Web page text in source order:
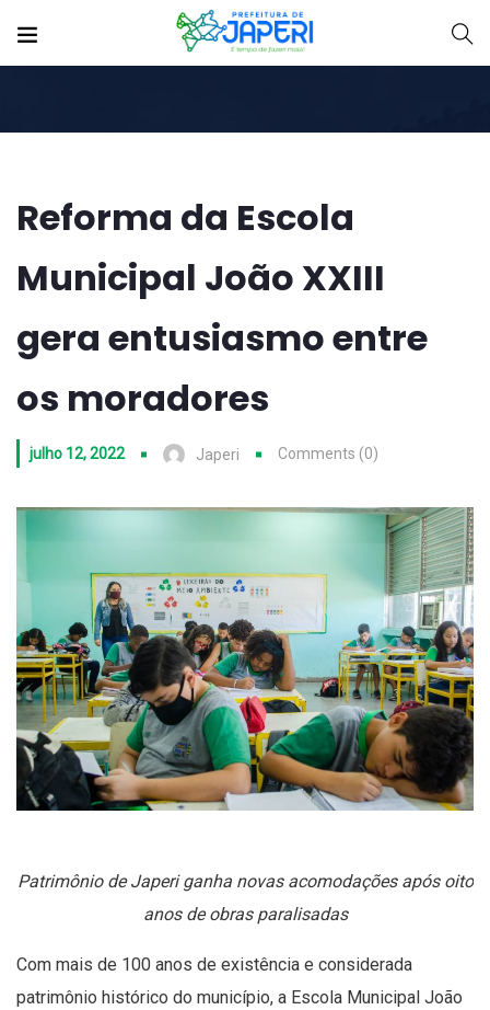
Reforma da Escola
Municipal João XXIII
gera entusiasmo entre
os moradores
julho 12, 2022 Japeri Comments (0)
Patrimônio de Japeri ganha novas acomodações após oito
anos de obras paralisadas
Com mais de 100 anos de existência e considerada
patrimônio histórico do município, a Escola Municipal João